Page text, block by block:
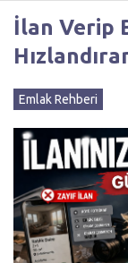
İlan Verip
Emlak Rehberi